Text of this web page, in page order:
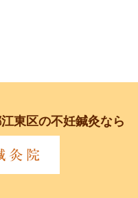
東区の不妊鍼灸なら